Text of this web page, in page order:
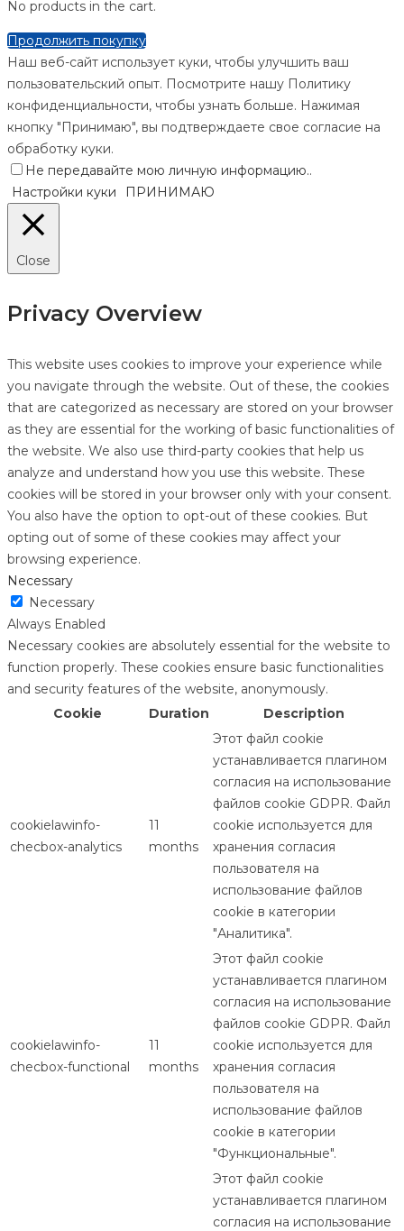
No products in the cart.
Продолжить покупку
Наш веб-сайт использует куки, чтобы улучшить ваш
пользовательский опыт. Посмотрите нашу Политику
конфиденциальности, чтобы узнать больше. Нажимая
кнопку "Принимаю", вы подтверждаете свое согласие на
обработку куки.
Не передавайте мою личную информацию..
Настройки куки
ПРИНИМАЮ
Close
Privacy Overview
This website uses cookies to improve your experience while
you navigate through the website. Out of these, the cookies
that are categorized as necessary are stored on your browser
as they are essential for the working of basic functionalities of
the website. We also use third-party cookies that help us
analyze and understand how you use this website. These
cookies will be stored in your browser only with your consent.
You also have the option to opt-out of these cookies. But
opting out of some of these cookies may affect your
browsing experience.
Necessary
Necessary
Always Enabled
Necessary cookies are absolutely essential for the website to
function properly. These cookies ensure basic functionalities
and security features of the website, anonymously.
Cookie
Duration Description
cookielawinfo-
checbox-analytics
11
months
Этот файл cookie
устанавливается плагином
согласия на использование
файлов cookie GDPR. Файл
cookie используется для
хранения согласия
пользователя на
использование файлов
cookie в категории
"Аналитика".
cookielawinfo-
checbox-functional
11
months
Этот файл cookie
устанавливается плагином
согласия на использование
файлов cookie GDPR. Файл
cookie используется для
хранения согласия
пользователя на
использование файлов
cookie в категории
"Функциональные".
Этот файл cookie
устанавливается плагином
согласия на использование